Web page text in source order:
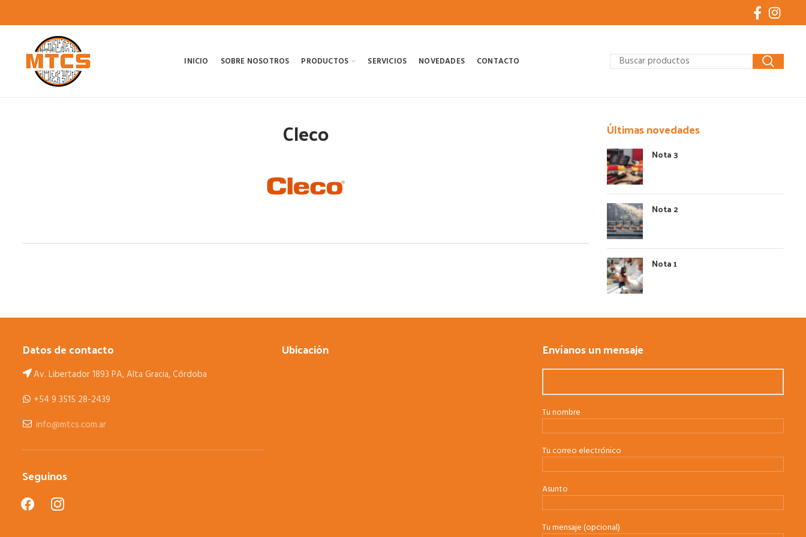
INICIO SOBRE NOSOTROS PRODUCTOS SERVICIOS NOVEDADES CONTACTO
Cleco Últimas novedades
Nota 3
Nota 2
Nota 1
Datos de contacto
Av. Libertador 1893 PA, Alta Gracia, Córdoba
+54 9 3515 28-2439
info@mtcs.com.ar
Seguinos
facebookinstagram
Ubicación Envíanos un mensaje
Tu nombre
Tu correo electrónico
Asunto
Tu mensaje (opcional)